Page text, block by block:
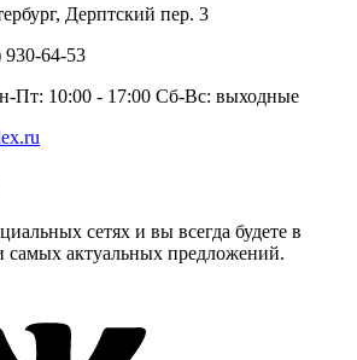
Дерптский пер. 3
930-64-53
Пт: 10:00 - 17:00 Сб-Вс: выходные
сетях и вы всегда будете в
самых актуальных предложений.